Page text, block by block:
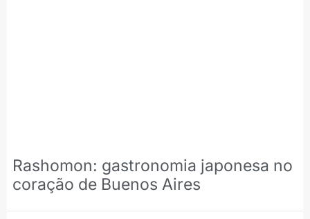
Rashomon: gastronomia japonesa no
coração de Buenos Aires